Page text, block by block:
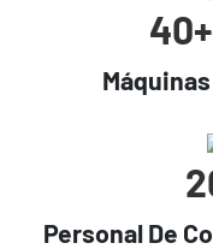
Personal De